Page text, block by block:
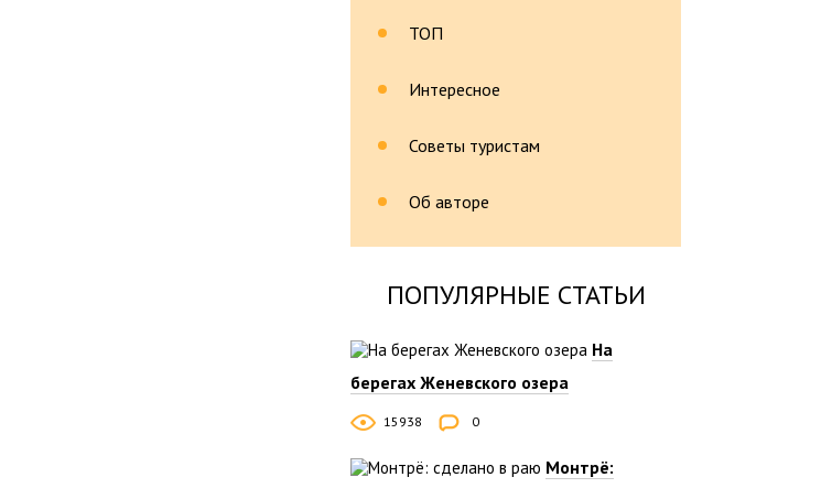
ТОП
Интересное
Советы туристам
Об авторе
ПОПУЛЯРНЫЕ СТАТЬИ
На
берегах Женевского озера
15938 0
Монтрё: